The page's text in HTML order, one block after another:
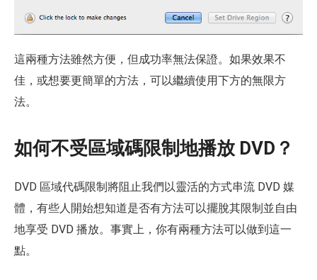
這兩種方法雖然方便，但成功率無法保證。如果效果不
佳，或想要更簡單的方法，可以繼續使用下方的無限方
法。
如何不受區域碼限制地播放 DVD？
DVD 區域代碼限制將阻止我們以靈活的方式串流 DVD 媒
體，有些人開始想知道是否有方法可以擺脫其限制並自由
地享受 DVD 播放。事實上，你有兩種方法可以做到這一
點。